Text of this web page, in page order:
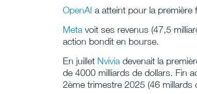
OpenAI a atteint pour la première
Meta voit ses revenus (47,5
action bondit en bourse.
En juillet Nvivia devenait la
de 4000 milliards de dollars. Fin
2ème trimestre 2025 (46 millards